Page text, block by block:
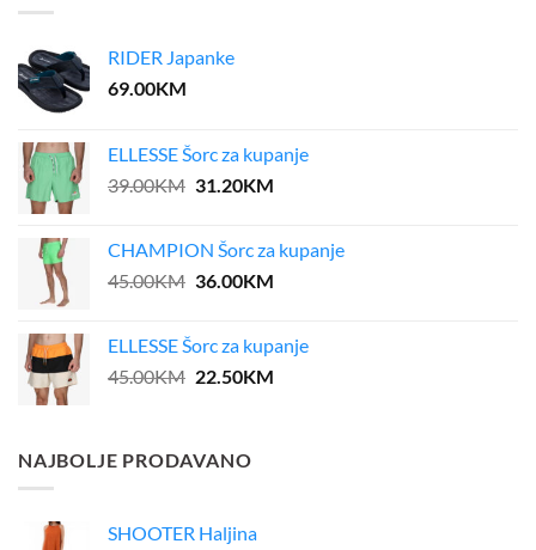
RIDER Japanke
69.00KM
ELLESSE Šorc za kupanje
39.00KM Original
39.00KM.
31.20KMCurrent
31.20KM.
CHAMPION Šorc za kupanje
45.00KM Original
45.00KM.
36.00KMCurrent
36.00KM.
ELLESSE Šorc za kupanje
45.00KM Original
45.00KM.
22.50KMCurrent
NAJBOLJE PRODAVANO
SHOOTER Haljina